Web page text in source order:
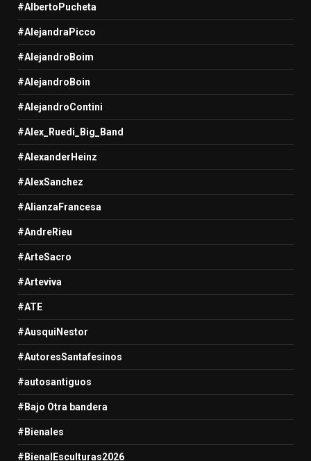
#AlbertoPucheta
#AlejandraPicco
#AlejandroBoim
#AlejandroBoin
#AlejandroContini
#Alex_Ruedi_Big_Band
#AlexanderHeinz
#AlexSanchez
#AlianzaFrancesa
#AndreRieu
#ArteSacro
#Arteviva
#ATE
#AusquiNestor
#AutoresSantafesinos
#autosantiguos
#Bajo Otra bandera
#Bienales
#BienalEsculturas2026